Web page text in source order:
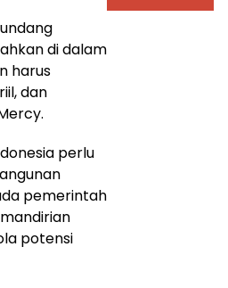
di dalam
harus
dan
perlu
pemerintah
potensi